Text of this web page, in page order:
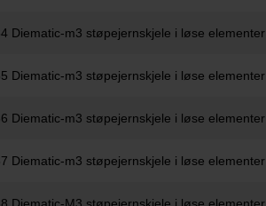
Diematic-m3 støpejernskjele i løse elementer
Diematic-m3 støpejernskjele i løse elementer
Diematic-m3 støpejernskjele i løse elementer
Diematic-m3 støpejernskjele i løse elementer